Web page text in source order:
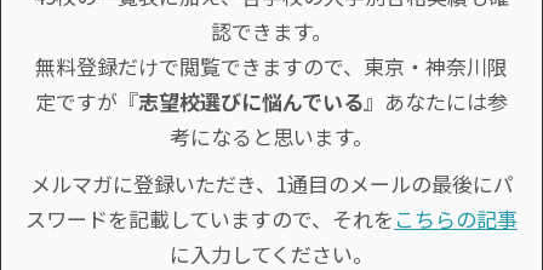
認できます。
無料登録だけで閲覧できますので、東京・神奈川限
定ですが『志望校選びに悩んでいる』あなたには参
考になると思います。
メルマガに登録いただき、1通目のメールの最後にパ
スワードを記載していますので、それを こちらの記事
に入力してください。